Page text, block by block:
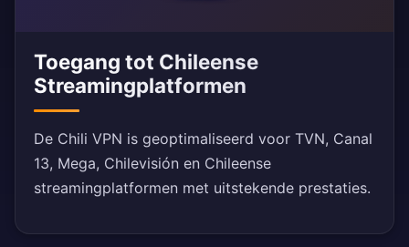
Toegang tot Chileense
Streamingplatformen
De Chili VPN is geoptimaliseerd voor TVN, Canal
13, Mega, Chilevisión en Chileense
streamingplatformen met uitstekende prestaties.